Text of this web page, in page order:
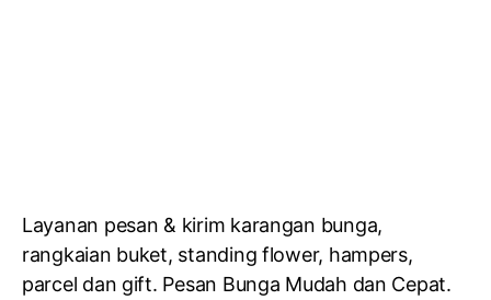
Layanan pesan & kirim karangan bunga,
rangkaian buket, standing flower, hampers,
parcel dan gift. Pesan Bunga Mudah dan Cepat.